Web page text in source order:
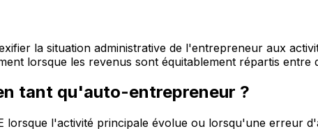
la situation administrative de l'entrepreneur aux
lorsque les revenus sont équitablement répartis entre
tant qu'auto-entrepreneur ?
lorsque l'activité principale évolue ou lorsqu'une erreur